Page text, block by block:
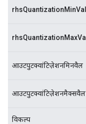
rhsQuantizationMinVal
rhsQuantizationMaxVal
आउटपुटक्वांटिज़ेशनमिनवैल
आउटपुटक्वांटिज़ेशनमैक्सवैल
विकल्प